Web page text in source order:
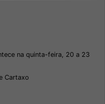
na quinta-feira, 20 a 23
Cartaxo